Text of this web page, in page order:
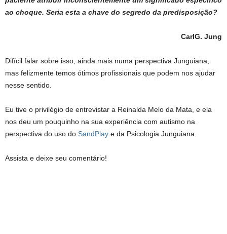
ao choque. Seria esta a chave do segredo da predisposição?
CarlG. Jung
Difícil falar sobre isso, ainda mais numa perspectiva Junguiana,
mas felizmente temos ótimos profissionais que podem nos ajudar
nesse sentido.
Eu tive o privilégio de entrevistar a Reinalda Melo da Mata, e ela
nos deu um pouquinho na sua experiência com autismo na
perspectiva do uso do SandPlay e da Psicologia Junguiana.
Assista e deixe seu comentário!